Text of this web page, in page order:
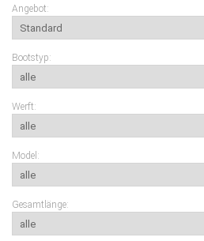
Angebot:
Bootstyp:
Werft:
Model:
Gesamtlänge: